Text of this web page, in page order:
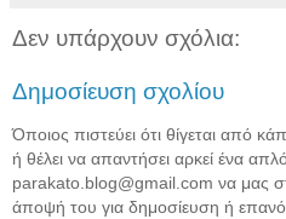
Δεν υπάρχουν σχόλια:
Δημοσίευση σχολίου
Όποιος πιστεύει ότι θίγεται από
ή θέλει να απαντήσει αρκεί ένα
parakato.blog@gmail.com να μας
άποψή του για δημοσίευση ή